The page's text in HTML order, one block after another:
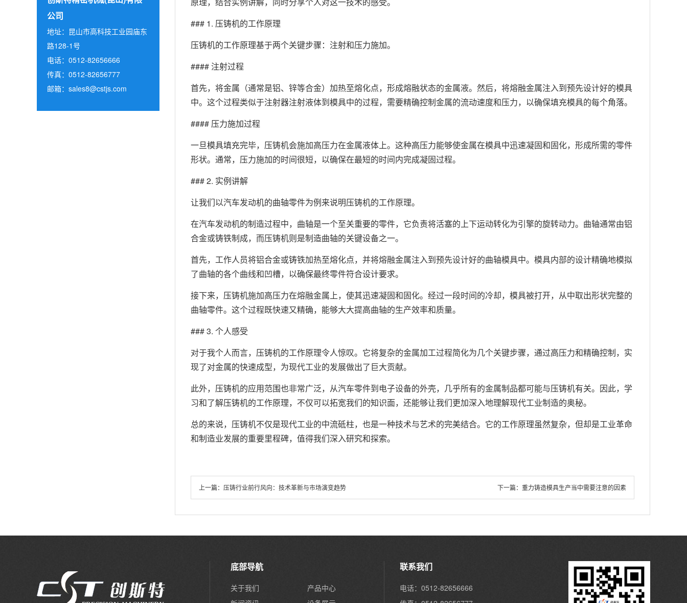
公司
地址：昆山市高科技工业园庙东
路128-1号
电话：0512-82656666
传真：0512-82656777
邮箱：sales8@cstjs.com
### 1. 压铸机的工作原理
压铸机的工作原理基于两个关键步骤：注射和压力施加。
#### 注射过程
首先，将金属（通常是铝、锌等合金）加热至熔化点，形成熔融状态的金属液。然后，将熔融金属注入到预先设计好的模具
中。这个过程类似于注射器注射液体到模具中的过程，需要精确控制金属的流动速度和压力，以确保填充模具的每个角落。
#### 压力施加过程
一旦模具填充完毕，压铸机会施加高压力在金属液体上。这种高压力能够使金属在模具中迅速凝固和固化，形成所需的零件
形状。通常，压力施加的时间很短，以确保在最短的时间内完成凝固过程。
### 2. 实例讲解
让我们以汽车发动机的曲轴零件为例来说明压铸机的工作原理。
在汽车发动机的制造过程中，曲轴是一个至关重要的零件，它负责将活塞的上下运动转化为引擎的旋转动力。曲轴通常由铝
合金或铸铁制成，而压铸机则是制造曲轴的关键设备之一。
首先，工作人员将铝合金或铸铁加热至熔化点，并将熔融金属注入到预先设计好的曲轴模具中。模具内部的设计精确地模拟
了曲轴的各个曲线和凹槽，以确保最终零件符合设计要求。
接下来，压铸机施加高压力在熔融金属上，使其迅速凝固和固化。经过一段时间的冷却，模具被打开，从中取出形状完整的
曲轴零件。这个过程既快速又精确，能够大大提高曲轴的生产效率和质量。
### 3. 个人感受
对于我个人而言，压铸机的工作原理令人惊叹。它将复杂的金属加工过程简化为几个关键步骤，通过高压力和精确控制，实
现了对金属的快速成型，为现代工业的发展做出了巨大贡献。
此外，压铸机的应用范围也非常广泛，从汽车零件到电子设备的外壳，几乎所有的金属制品都可能与压铸机有关。因此，学
习和了解压铸机的工作原理，不仅可以拓宽我们的知识面，还能够让我们更加深入地理解现代工业制造的奥秘。
总的来说，压铸机不仅是现代工业的中流砥柱，也是一种技术与艺术的完美结合。它的工作原理虽然复杂，但却是工业革命
和制造业发展的重要里程碑，值得我们深入研究和探索。
上一篇： 压铸行业前行风向：技术革新与市场演变趋势 下一篇： 重力铸造模具生产当中需要注意的因素
底部导航
关于我们
产品中心
联系我们
电话：0512-82656666